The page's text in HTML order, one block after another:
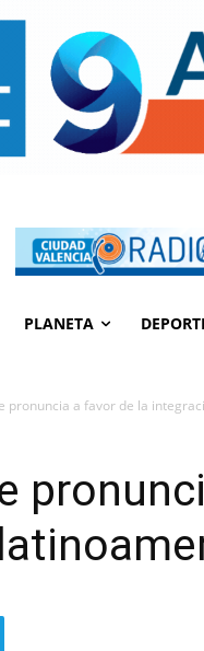
PLANETA
pronuncia a favor de la